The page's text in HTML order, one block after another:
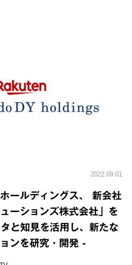
2022.09.01
ールディングス、 新会社
ーションズ株式会社」を
と知見を活用し、新たな
ンを研究・開発 -